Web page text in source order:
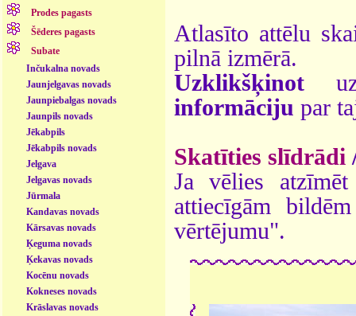
Prodes pagasts
Šēderes pagasts
Subate
Inčukalna novads
Jaunjelgavas novads
Jaunpiebalgas novads
Jaunpils novads
Jēkabpils
Jēkabpils novads
Jelgava
Jelgavas novads
Jūrmala
Kandavas novads
Kārsavas novads
Ķeguma novads
Ķekavas novads
Kocēnu novads
Kokneses novads
Krāslavas novads
Atlasīto attēlu
pilnā izmērā.
Uzklikšķinot
informāciju par
Skatīties slīdrādi
Ja vēlies
attiecīgām
vērtējumu".